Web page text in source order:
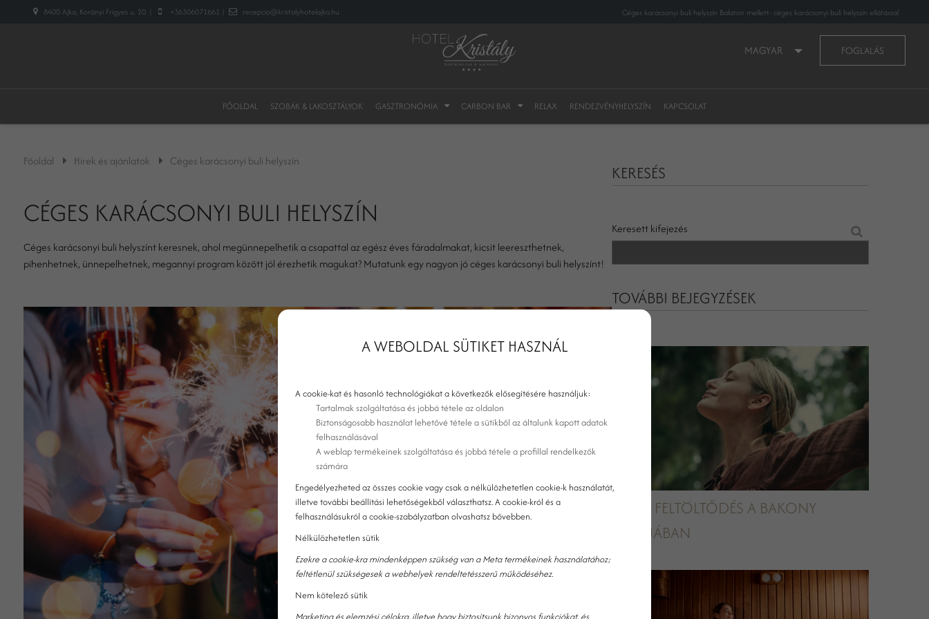
8400 Ajka, Korányi Frigyes u. 20. | +36306071661 | recepcio@kristalyhotelajka.hu Céges karácsonyi buli helyszín Balaton mellett- céges karácsonyi buli helyszín ellátással
MAGYAR FOGLALÁS
FŐOLDAL SZOBÁK & LAKOSZTÁLYOK GASZTRONÓMIA CARBON BAR RELAX RENDEZVÉNYHELYSZÍN KAPCSOLAT
Főoldal Hírek és ajánlatok Céges karácsonyi buli helyszín
CÉGES KARÁCSONYI BULI HELYSZÍN
Céges karácsonyi buli helyszínt keresnek, ahol megünnepelhetik a csapattal az egész éves fáradalmakat, kicsit leereszthetnek,
pihenhetnek, ünnepelhetnek, megannyi program között jól érezhetik magukat? Mutatunk egy nagyon jó céges karácsonyi buli helyszínt!
KERESÉS
Keresett kifejezés
TOVÁBBI BEJEGYZÉSEK
NYÁRI FELTÖLTŐDÉS A BAKONY
KAPUJÁBAN
A WEBOLDAL SÜTIKET HASZNÁL
A cookie-kat és hasonló technológiákat a következők elősegítésére használjuk:
Tartalmak szolgáltatása és jobbá tétele az oldalon
Biztonságosabb használat lehetővé tétele a sütikből az általunk kapott adatok
felhasználásával
A weblap termékeinek szolgáltatása és jobbá tétele a profillal rendelkezők
számára
Engedélyezheted az összes cookie vagy csak a nélkülözhetetlen cookie-k használatát,
illetve további beállítási lehetőségekből választhatsz. A cookie-król és a
felhasználásukról a cookie-szabályzatban olvashatsz bővebben.
Nélkülözhetetlen sütik
Ezekre a cookie-kra mindenképpen szükség van a Meta termékeinek használatához;
feltétlenül szükségesek a webhelyek rendeltetésszerű működéséhez.
Nem kötelező sütik